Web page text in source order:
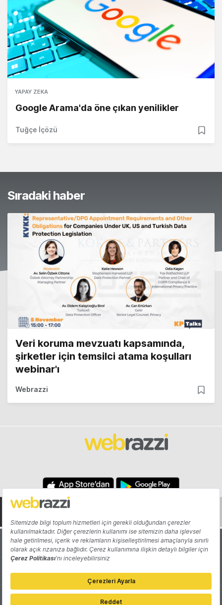
YAPAY ZEKA
Google Arama'da öne çıkan yenilikler
Tuğçe İçözü
Sıradaki haber
Veri koruma mevzuatı kapsamında,
şirketler için temsilci atama koşulları
webinar'ı
Webrazzi
Hakkında Yazarlar
Katkıda Bulun Reklam